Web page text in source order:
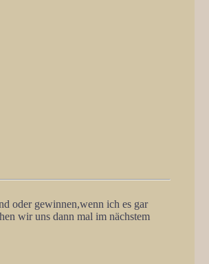
oder gewinnen,wenn ich es gar
wir uns dann mal im nächstem